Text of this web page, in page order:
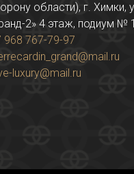
области), г. Химки,
2» 4 этаж, подиум №
968 767-79-97
luxury@mail.ru